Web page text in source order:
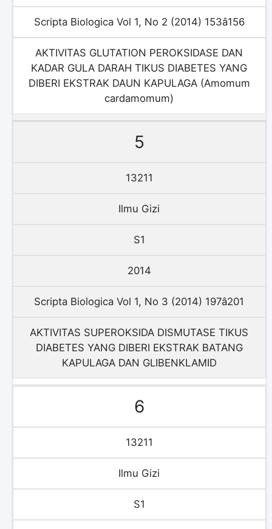
Scripta Biologica Vol 1, No 2 (2014) 153â156
AKTIVITAS GLUTATION PEROKSIDASE DAN
KADAR GULA DARAH TIKUS DIABETES YANG
DIBERI EKSTRAK DAUN KAPULAGA (Amomum
cardamomum)
5
13211
Ilmu Gizi
S1
2014
Scripta Biologica Vol 1, No 3 (2014) 197â201
AKTIVITAS SUPEROKSIDA DISMUTASE TIKUS
DIABETES YANG DIBERI EKSTRAK BATANG
KAPULAGA DAN GLIBENKLAMID
6
13211
Ilmu Gizi
S1